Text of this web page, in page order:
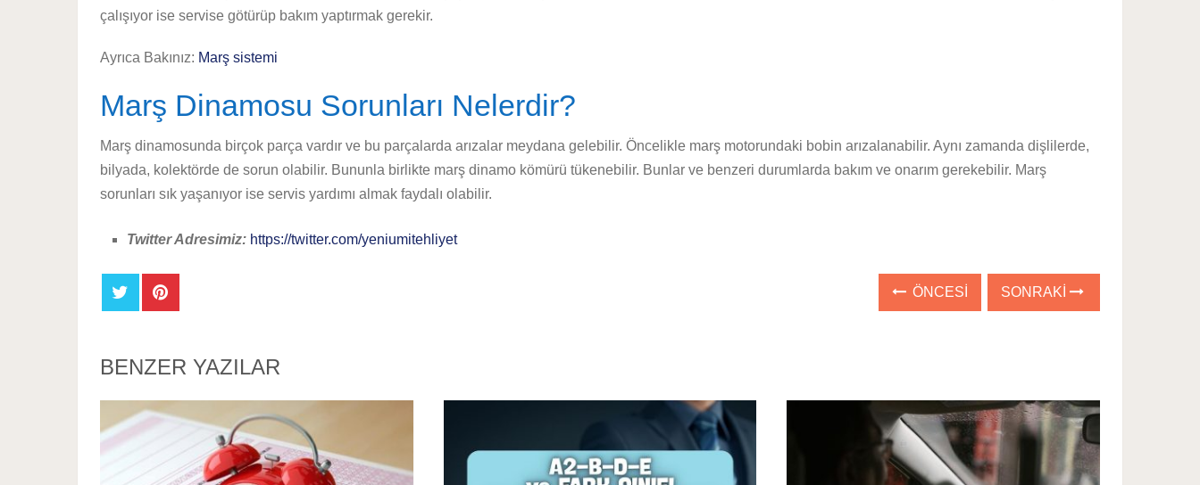
çalışıyor ise servise götürüp bakım yaptırmak gerekir.
Ayrıca Bakınız: Marş sistemi
Marş Dinamosu Sorunları Nelerdir?
Marş dinamosunda birçok parça vardır ve bu parçalarda arızalar meydana gelebilir. Öncelikle marş motorundaki bobin arızalanabilir. Aynı zamanda dişlilerde,
bilyada, kolektörde de sorun olabilir. Bununla birlikte marş dinamo kömürü tükenebilir. Bunlar ve benzeri durumlarda bakım ve onarım gerekebilir. Marş
sorunları sık yaşanıyor ise servis yardımı almak faydalı olabilir.
Twitter Adresimiz: https://twitter.com/yeniumitehliyet
ÖNCESI SONRAKI
BENZER YAZILAR